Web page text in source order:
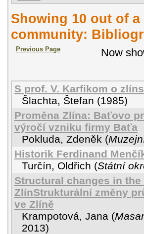
Showing 10 out of
community:
Previous Page Now
S prof. V. Karfikom o
Šlachta, Štefan (1985)
Proměna Zlína: Baťovo
výročí vzniku firmy Baťa
Pokluda, Zdeněk (
Historik Ferdinand
Turčín, Oldřich (Státní
Structural changes in
ZlínStrukturální změny
ve Zlíně
Krampotová, Jana (
2013)